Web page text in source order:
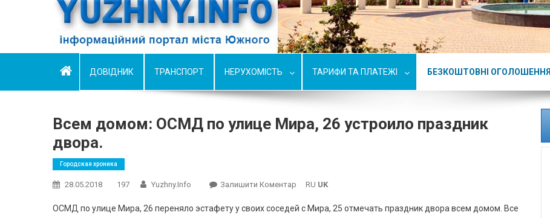
ДОВІДНИК ТРАНСПОРТ НЕРУХОМІСТЬ ТАРИФИ ТА ПЛАТЕЖІ БЕЗКОШТОВНІ ОГОЛОШЕННЯ
Всем домом: ОСМД по улице Мира, 26 устроило праздник
двора.
Городская хроника
28.05.2018 197 Yuzhny.info Залишити Коментар
Домом:
RU UK
ОСМД по улице Мира, 26 переняло эстафету у своих соседей с Мира, 25 отмечать праздник двора всем домом. Все